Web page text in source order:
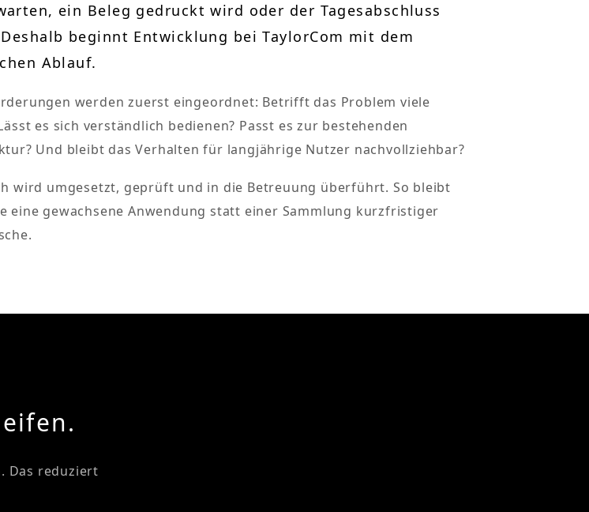
ein Beleg gedruckt wird oder der Tagesabschluss
beginnt Entwicklung bei TaylorCom mit dem
Ablauf.
werden zuerst eingeordnet: Betrifft das Problem viele
es sich verständlich bedienen? Passt es zur bestehenden
Und bleibt das Verhalten für langjährige Nutzer nachvollziehbar?
wird umgesetzt, geprüft und in die Betreuung überführt. So bleibt
eine gewachsene Anwendung statt einer Sammlung kurzfristiger
Das reduziert